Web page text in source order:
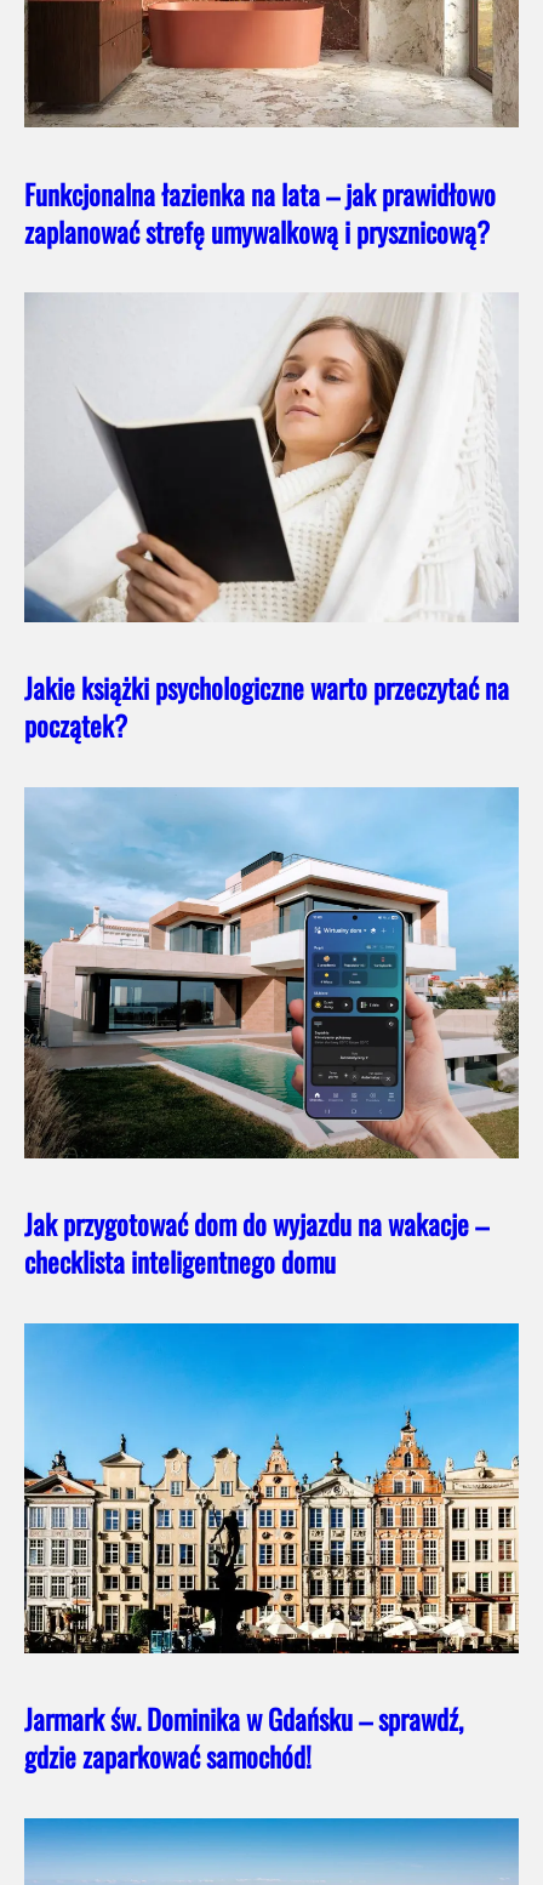
Funkcjonalna łazienka na lata – jak prawidłowo
zaplanować strefę umywalkową i prysznicową?
Jakie książki psychologiczne warto przeczytać na
początek?
Jak przygotować dom do wyjazdu na wakacje –
checklista inteligentnego domu
Jarmark św. Dominika w Gdańsku – sprawdź,
gdzie zaparkować samochód!